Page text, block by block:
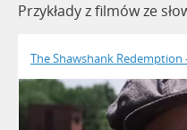
Przykłady z filmów ze
The Shawshank Redemption